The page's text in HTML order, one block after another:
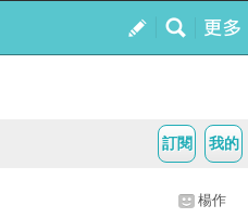
我的
訂閱
楊作